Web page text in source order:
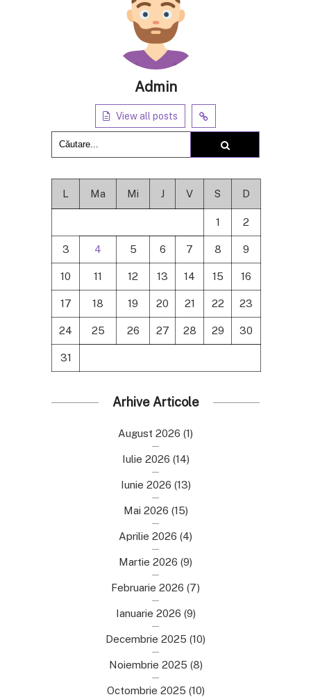
Admin
View all posts
L Ma Mi J V S D
1 2
3 4 5 6 7 8 9
10 11 12 13 14 15 16
17 18 19 20 21 22 23
24 25 26 27 28 29 30
31
Arhive Articole
August 2026 (1)
Iulie 2026 (14)
Iunie 2026 (13)
Mai 2026 (15)
Aprilie 2026 (4)
Martie 2026 (9)
Februarie 2026 (7)
Ianuarie 2026 (9)
Decembrie 2025 (10)
Noiembrie 2025 (8)
Octombrie 2025 (10)